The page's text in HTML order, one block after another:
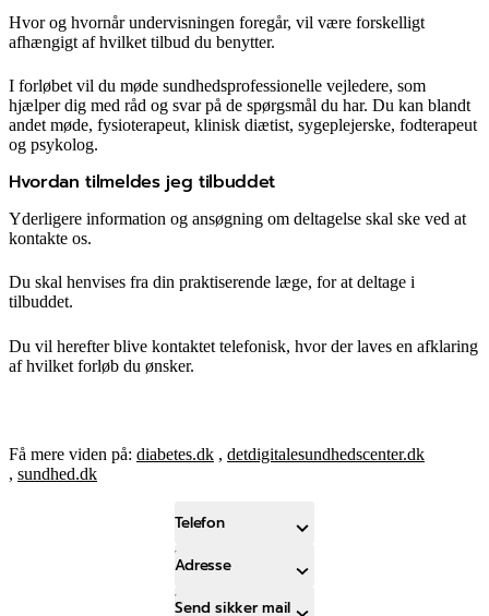
Hvor og hvornår undervisningen foregår, vil være forskelligt
afhængigt af hvilket tilbud du benytter.
I forløbet vil du møde sundhedsprofessionelle vejledere, som
hjælper dig med råd og svar på de spørgsmål du har. Du kan blandt
andet møde, fysioterapeut, klinisk diætist, sygeplejerske, fodterapeut
og psykolog.
Hvordan tilmeldes jeg tilbuddet
Yderligere information og ansøgning om deltagelse skal ske ved at
kontakte os.
Du skal henvises fra din praktiserende læge, for at deltage i
tilbuddet.
Du vil herefter blive kontaktet telefonisk, hvor der laves en afklaring
af hvilket forløb du ønsker.
Få mere viden på: diabetes.dk , detdigitalesundhedscenter.dk
, sundhed.dk
Telefon
Adresse
Send sikker mail